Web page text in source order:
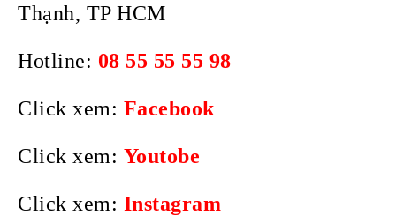
Thạnh, TP HCM
Hotline: 08 55 55 55 98
Click xem: Facebook
Click xem: Youtobe
Click xem: Instagram